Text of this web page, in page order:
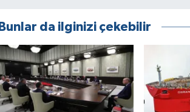
Bunlar da ilginizi çekebilir